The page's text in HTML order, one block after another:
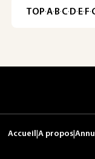
TOP·A·B·C· D· E· F·
Accueil A propos